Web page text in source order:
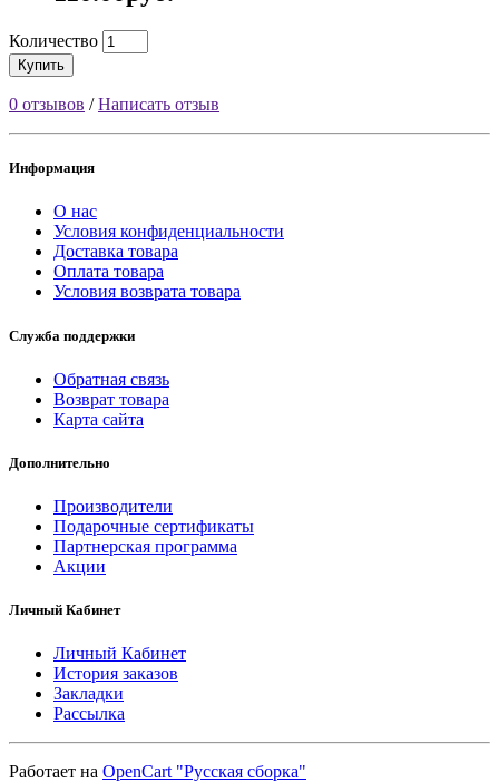
Количество
Купить
0 отзывов /Написать отзыв
Информация
О нас
Условия конфиденциальности
Доставка товара
Оплата товара
Условия возврата товара
Служба поддержки
Обратная связь
Возврат товара
Карта сайта
Дополнительно
Производители
Подарочные сертификаты
Партнерская программа
Акции
Личный Кабинет
Личный Кабинет
История заказов
Закладки
Рассылка
Работает на OpenCart "Русская сборка"